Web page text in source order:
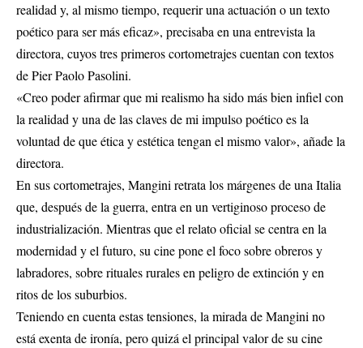
realidad y, al mismo tiempo, requerir una actuación o un texto
poético para ser más eficaz», precisaba en una entrevista la
directora, cuyos tres primeros cortometrajes cuentan con textos
de Pier Paolo Pasolini.
«Creo poder afirmar que mi realismo ha sido más bien infiel con
la realidad y una de las claves de mi impulso poético es la
voluntad de que ética y estética tengan el mismo valor», añade la
directora.
En sus cortometrajes, Mangini retrata los márgenes de una Italia
que, después de la guerra, entra en un vertiginoso proceso de
industrialización. Mientras que el relato oficial se centra en la
modernidad y el futuro, su cine pone el foco sobre obreros y
labradores, sobre rituales rurales en peligro de extinción y en
ritos de los suburbios.
Teniendo en cuenta estas tensiones, la mirada de Mangini no
está exenta de ironía, pero quizá el principal valor de su cine